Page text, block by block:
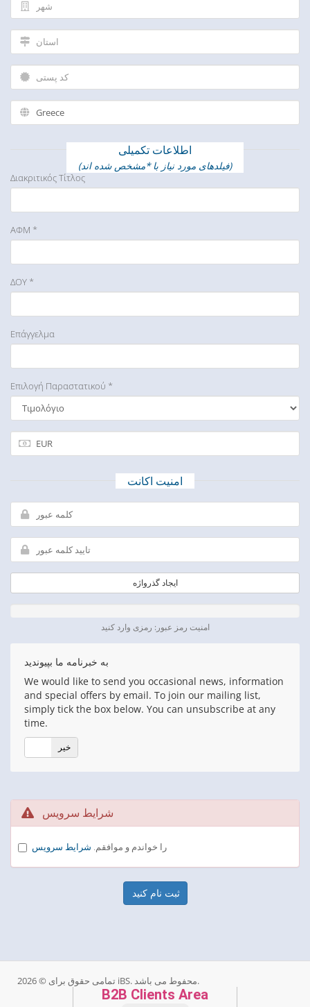
اطلاعات تکمیلی
(فیلدهای مورد نیاز با *مشخص شده اند)
Διακριτικός Τίτλος
ΑΦΜ *
ΔΟΥ *
Επάγγελμα
Επιλογή Παραστατικού *
امنیت اکانت
ایجاد گذرواژه
امنیت رمز عبور: رمزی وارد کنید
به خبرنامه ما بپیوندید
We would like to send you occasional news, information
and special offers by email. To join our mailing list,
simply tick the box below. You can unsubscribe at any
time.
خیر
شرایط سرویس
را خواندم و موافقم. شرایط سرویس
تمامی حقوق برای © 2026 iBS. محفوط می باشد.
B2B Clients Area